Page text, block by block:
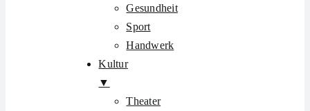
Gesundheit
Sport
Handwerk
Kultur
▼
Theater